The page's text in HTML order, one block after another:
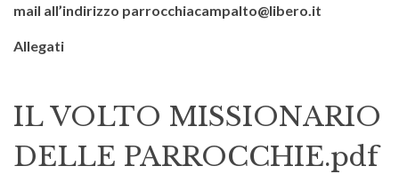
mail all’indirizzo parrocchiacampalto@libero.it
Allegati
IL VOLTO MISSIONARIO
DELLE PARROCCHIE.pdf